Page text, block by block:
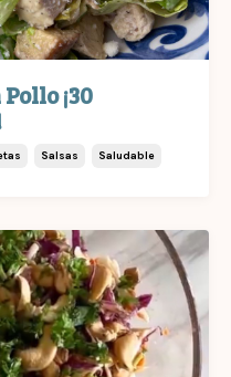
¡30
Salsas Saludable